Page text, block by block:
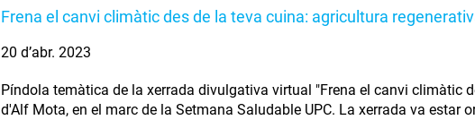
Frena el canvi climàtic des de la teva cuina: agricultura
20 d’abr. 2023
Píndola temàtica de la xerrada divulgativa virtual "Frena el canvi climàtic
d'Alf Mota, en el marc de la Setmana Saludable UPC. La xerrada va estar